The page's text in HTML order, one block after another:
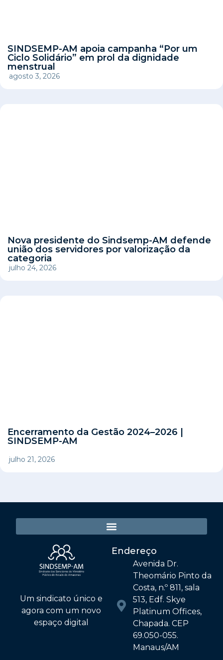
SINDSEMP-AM apoia campanha “Por um
Ciclo Solidário” em prol da dignidade
menstrual
agosto 3, 2026
Nova presidente do Sindsemp-AM defende
união dos servidores por valorização da
categoria
julho 24, 2026
Encerramento da Gestão 2024–2026 |
SINDSEMP-AM
julho 21, 2026
Um sindicato único e
agora com um novo
espaço digital
Endereço
Avenida Dr.
Theomário Pinto da
Costa, n.º 811, sala
513, Edf. Skye
Platinum Offices,
Chapada. CEP
69.050-055.
Manaus/AM